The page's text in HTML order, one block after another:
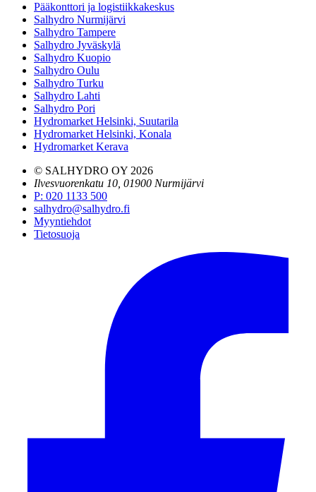
Pääkonttori ja logistiikkakeskus
Salhydro Nurmijärvi
Salhydro Tampere
Salhydro Jyväskylä
Salhydro Kuopio
Salhydro Oulu
Salhydro Turku
Salhydro Lahti
Salhydro Pori
Hydromarket Helsinki, Suutarila
Hydromarket Helsinki, Konala
Hydromarket Kerava
© SALHYDRO OY 2026
Ilvesvuorenkatu 10, 01900 Nurmijärvi
P: 020 1133 500
salhydro@salhydro.fi
Myyntiehdot
Tietosuoja